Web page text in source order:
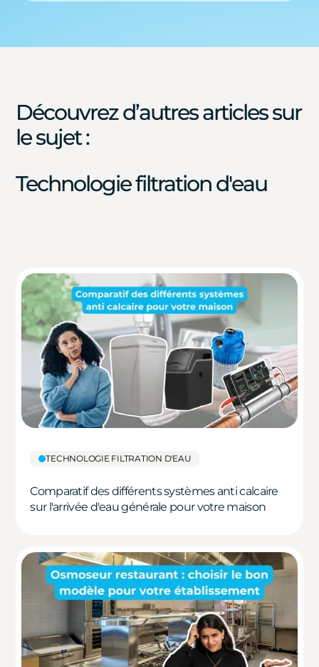
Découvrez d’autres articles sur
le sujet :
Technologie filtration d'eau
TECHNOLOGIE FILTRATION D'EAU
Comparatif des différents systèmes anti calcaire
sur l'arrivée d'eau générale pour votre maison